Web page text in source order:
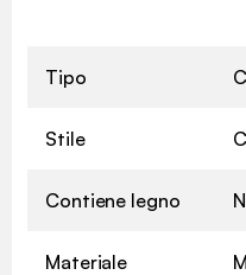
Tipo
Stile
Contiene legno
Materiale